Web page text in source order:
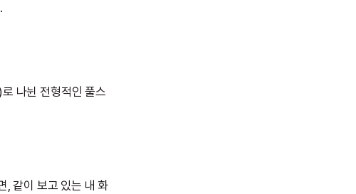
나뉜 전형적인 풀스
, 같이 보고 있는 내 화